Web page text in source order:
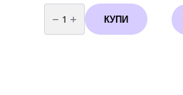
количество
за
Парти
топери
КУПИ